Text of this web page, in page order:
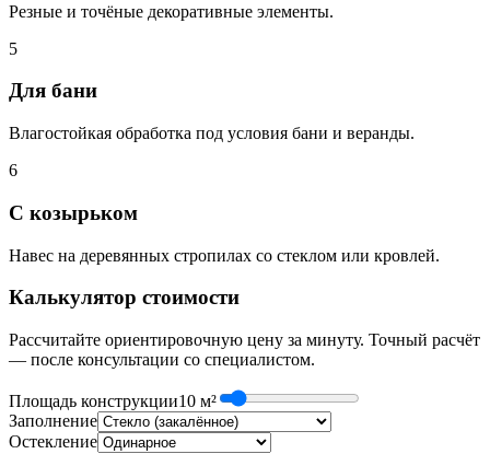
Резные и точёные декоративные элементы.
5
Для бани
Влагостойкая обработка под условия бани и веранды.
6
С козырьком
Навес на деревянных стропилах со стеклом или кровлей.
Калькулятор стоимости
Рассчитайте ориентировочную цену за минуту. Точный расчёт
— после консультации со специалистом.
Площадь конструкции10 м²
Заполнение
Остекление